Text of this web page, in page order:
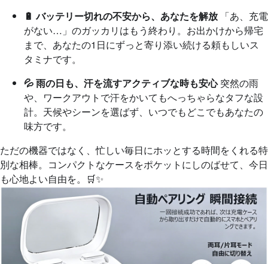
🔋 バッテリー切れの不安から、あなたを解放 「あ、充電
がない…」のガッカリはもう終わり。お出かけから帰宅
まで、あなたの1日にずっと寄り添い続ける頼もしいス
タミナです。
💦 雨の日も、汗を流すアクティブな時も安心突然の雨
や、ワークアウトで汗をかいてもへっちゃらなタフな設
計。天候やシーンを選ばず、いつでもどこでもあなたの
味方です。
ただの機器ではなく、忙しい毎日にホッとする時間をくれる特
別な相棒。コンパクトなケースをポケットにしのばせて、今日
も心地よい自由を。🛒✨